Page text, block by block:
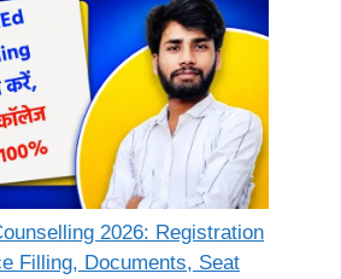
2026: Registration
Filling, Documents, Seat